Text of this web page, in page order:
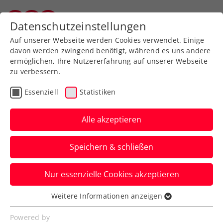
Zurück zur Newsübersicht
Turniere
Erste Bank Open:
Erfolgslauf geht weiter –
Erler/Miedler greifen
nach Doppeltitel
Das ÖTV-Davis-Cup-Duo steht beim ATP-
500-Millionenturnier in Wien sensationell
im sonntägigen Endspiel.
Datenschutzeinstellungen
Auf unserer Webseite werden Cookies verwendet. Einige
davon werden zwingend benötigt, während es uns andere
ermöglichen, Ihre Nutzererfahrung auf unserer Webseite
zu verbessern.
Essenziell Statistiken
Alle akzeptieren
Speichern & schließen
Nur essenzielle Cookies akzeptieren
Essenziell
Essenzielle Cookies werden für grundlegende
Weitere Informationen anzeigen
Powered by